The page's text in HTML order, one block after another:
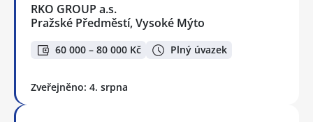
RKO GROUP a.s.
Pražské Předměstí, Vysoké Mýto
60 000 – 80 000 Kč Plný úvazek
Zveřejněno: 4. srpna